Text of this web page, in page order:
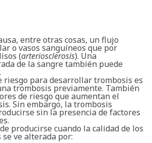
entre otras cosas, un flujo
o vasos sanguíneos que por
(arteriosclerosis). Una
de la sangre también puede
riesgo para desarrollar trombosis es
trombosis previamente. También
de riesgo que aumentan el
Sin embargo, la trombosis
sin la presencia de factores
producirse cuando la calidad de los
ve alterada por: